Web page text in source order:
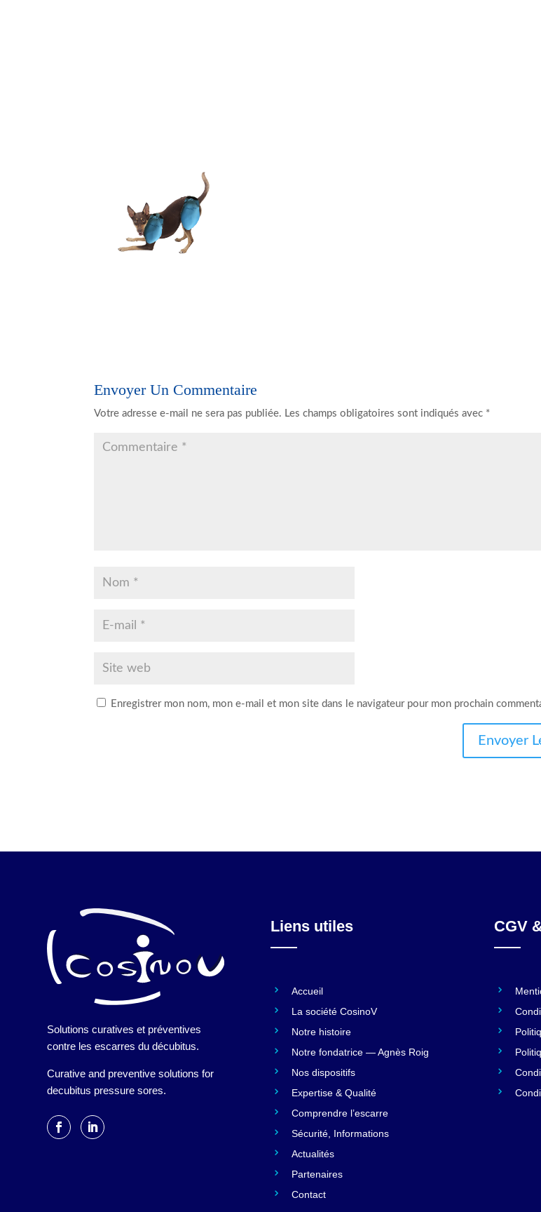
Envoyer Un Commentaire
Votre adresse e-mail ne sera pas publiée. Les champs obligatoires sont indiqués avec *
Enregistrer mon nom, mon e-mail et mon site dans le navigateur pour mon prochain
Solutions curatives et préventives
contre les escarres du décubitus.
Curative and preventive solutions for
decubitus pressure sores.
Liens utiles
Accueil
La société CosinoV
Notre histoire
Notre fondatrice — Agnès Roig
Nos dispositifs
Expertise & Qualité
Comprendre l’escarre
Sécurité, Informations
Actualités
Partenaires
Contact
CGV